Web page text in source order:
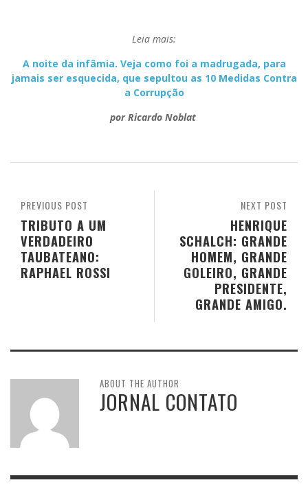
Leia mais:
A noite da infâmia. Veja como foi a madrugada, para
jamais ser esquecida, que sepultou as 10 Medidas Contra
a Corrupção
por Ricardo Noblat
NEXT POST
HENRIQUE
SCHALCH: GRANDE
HOMEM, GRANDE
GOLEIRO, GRANDE
PRESIDENTE,
GRANDE AMIGO.
PREVIOUS POST
TRIBUTO A UM
VERDADEIRO
TAUBATEANO:
RAPHAEL ROSSI
ABOUT THE AUTHOR
JORNAL CONTATO